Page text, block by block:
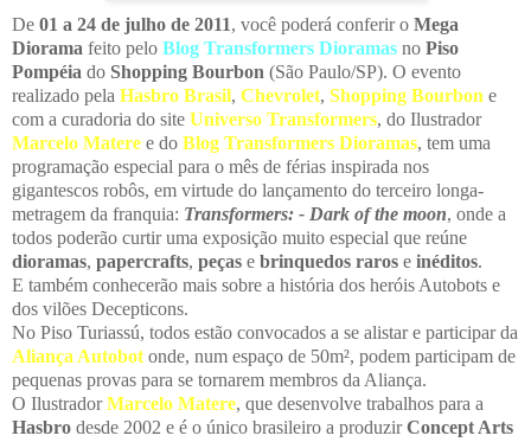
De 01 a 24 de julho de 2011, você poderá conferir o Mega
Diorama feito pelo Blog Transformers Dioramas no Piso
Pompéia do Shopping Bourbon (São Paulo/SP). O evento
realizado pela Hasbro Brasil, Chevrolet, Shopping Bourbon e
com a curadoria do site Universo Transformers, do Ilustrador
Marcelo Matere e do Blog Transformers Dioramas, tem uma
programação especial para o mês de férias inspirada nos
gigantescos robôs, em virtude do lançamento do terceiro longa-
metragem da franquia: Transformers: - Dark of the moon, onde a
todos poderão curtir uma exposição muito especial que reúne
dioramas, papercrafts, peças e brinquedos raros e inéditos.
E também conhecerão mais sobre a história dos heróis Autobots e
dos vilões Decepticons.
No Piso Turiassú, todos estão convocados a se alistar e participar da
Aliança Autobot onde, num espaço de 50m², podem participam de
pequenas provas para se tornarem membros da Aliança.
O IlustradorMarcelo Matere, que desenvolve trabalhos para a
Hasbro desde 2002 e é o único brasileiro a produzirConcept Arts